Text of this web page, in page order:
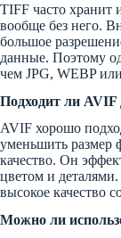
TIFF часто
вообще без него.
большое
данные. Поэтому
чем JPG, WEBP
Подходит ли AVIF
AVIF хорошо
уменьшить размер
качество. Он
цветом и
высокое качество
Можно ли